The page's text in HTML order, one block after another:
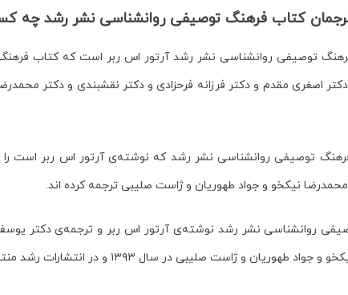
کتاب فرهنگ توصیفی روانشناسی نشر رشد چه
توصیفی روانشناسی نشر رشد آرتور اس ربر است که کتاب
اصغری مقدم و دکتر فرزانه فرحزادی و دکتر نقشبندی و دکتر
توصیفی روانشناسی نشر رشدکه نوشته‌ی آرتور اس ربر است را
نیکخو و جواد طهوریان و ژاست صلیبی ترجمه کرده اند.
روانشناسی نشر رشد نوشته‌ی آرتور اس ربر و ترجمه‌ی دکتر
و جواد طهوریان و ژاست صلیبی در سال ۱۳۹۳ و در انتشارات رشد منتشر شده است.